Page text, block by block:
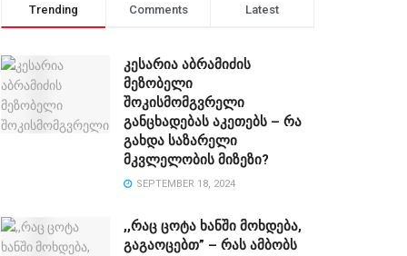
Trending Comments Latest
კესარია აბრამიძის
მეზობელი
შოკისმომგვრელი
განცხადებას აკეთებს – რა
გახდა საზარელი
მკვლელობის მიზეზი?
SEPTEMBER 18, 2024
,,რაც ცოტა ხანში მოხდება,
გაგაოცებთ” – რას ამბობს